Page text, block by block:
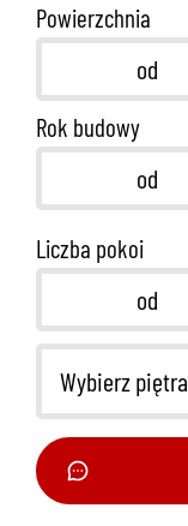
Powierzchnia
Rok budowy
Liczba pokoi
Wybierz piętra